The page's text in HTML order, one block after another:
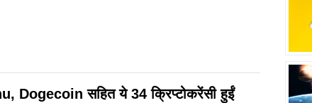
Dogecoin सहित ये 34 क्रिप्टोकरेंसी हुईं